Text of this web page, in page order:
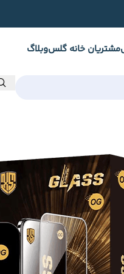
مشتریان خانه گلسوبلاگ